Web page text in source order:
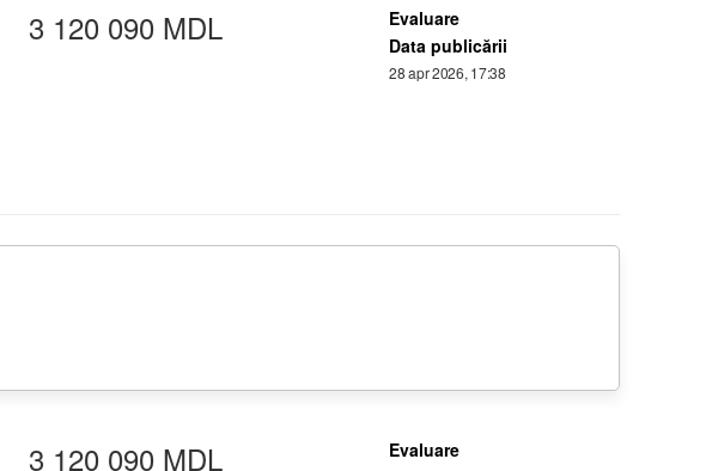
3 120 090 MDL
Evaluare
Data publicării
28 apr 2026, 17:38
3 120 090 MDL
Evaluare